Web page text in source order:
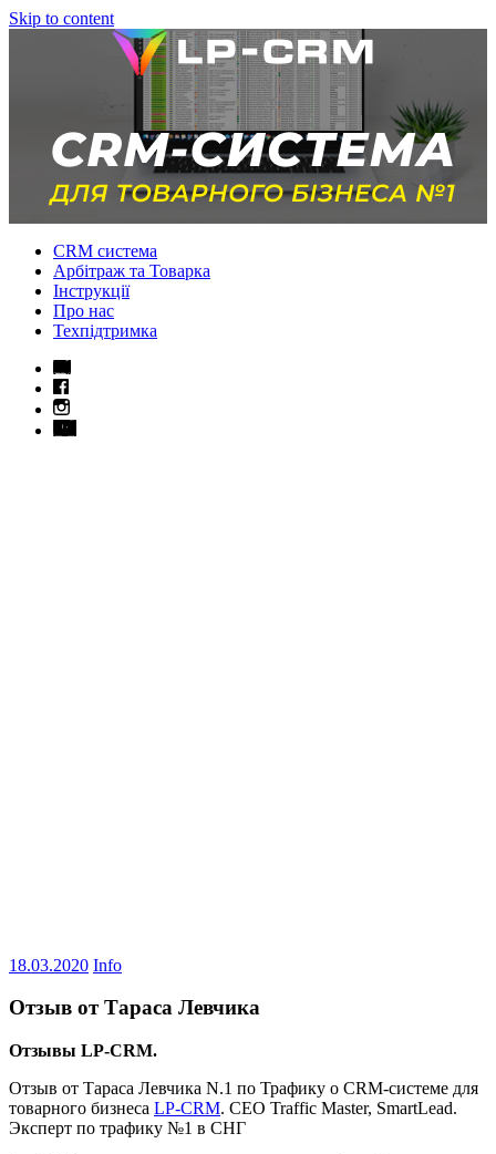
Skip to content
CRM система
Арбітраж та Товарка
Інструкції
Про нас
Техпідтримка
18.03.2020 Info
Отзыв от Тараса Левчика
Отзывы LP-CRM.
Отзыв от Тараса Левчика N.1 по Трафику о CRM-системе для
товарного бизнеса LP-CRM. CEO Traffic Master, SmartLead.
Эксперт по трафику №1 в СНГ